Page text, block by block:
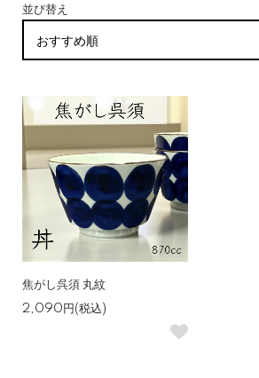
並び替え
焦がし呉須 丸紋
2,090円(税込)